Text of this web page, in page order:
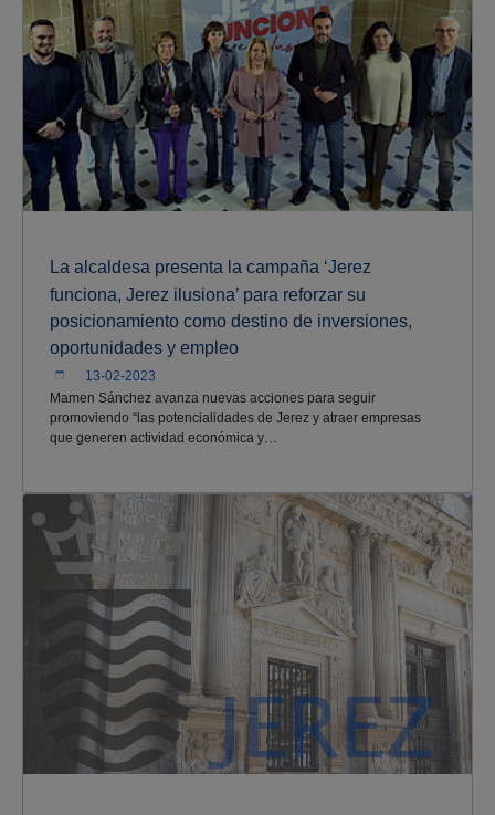
La alcaldesa presenta la campaña ‘Jerez
funciona, Jerez ilusiona’ para reforzar su
posicionamiento como destino de inversiones,
oportunidades y empleo
13-02-2023
Mamen Sánchez avanza nuevas acciones para seguir
promoviendo “las potencialidades de Jerez y atraer empresas
que generen actividad económica y…